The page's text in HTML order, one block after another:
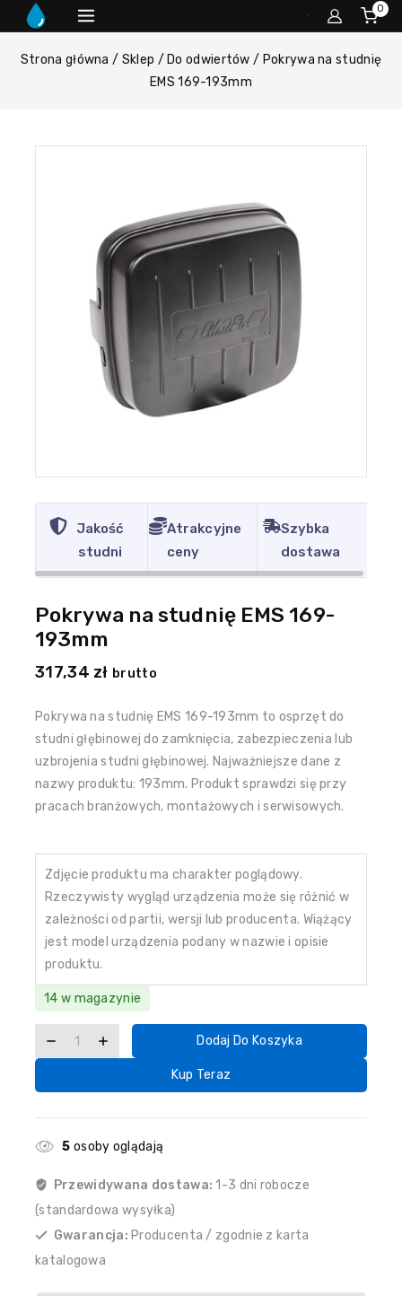
0
Strona główna / Sklep / Do odwiertów / Pokrywa na studnię
EMS 169-193mm
Jakość
studni
Atrakcyjne
ceny
Szybka
dostawa
Pokrywa na studnię EMS 169-
193mm
317,34 zł brutto
Pokrywa na studnię EMS 169-193mm to osprzęt do
studni głębinowej do zamknięcia, zabezpieczenia lub
uzbrojenia studni głębinowej. Najważniejsze dane z
nazwy produktu: 193mm. Produkt sprawdzi się przy
pracach branżowych, montażowych i serwisowych.
Zdjęcie produktu ma charakter poglądowy.
Rzeczywisty wygląd urządzenia może się różnić w
zależności od partii, wersji lub producenta. Wiążący
jest model urządzenia podany w nazwie i opisie
produktu.
14 w magazynie
Dodaj Do Koszyka
Kup Teraz
5 osoby oglądają
Przewidywana dostawa: 1-3 dni robocze
(standardowa wysyłka)
Gwarancja: Producenta / zgodnie z karta
katalogowa